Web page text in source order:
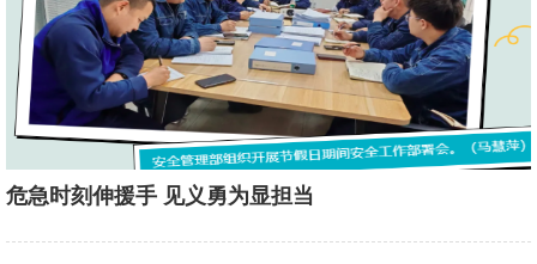
危急时刻伸援手 见义勇为显担当